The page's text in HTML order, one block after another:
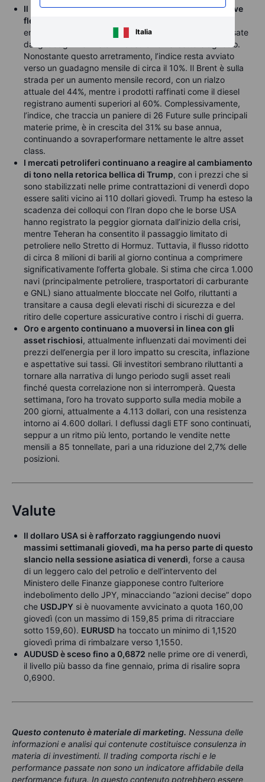
Italia
Il Bloomberg Commodity Index si avvia verso una lieve
flessione settimanale
energetico e nei metalli preziosi parzialmente compensate
dai guadagni nei metalli industriali e nel settore agricolo.
Nonostante questo arretramento, l’indice resta avviato
verso un guadagno mensile di circa il 10%. Il Brent è sulla
strada per un aumento mensile record, con un rialzo
attuale del 44%, mentre i prodotti raffinati come il diesel
registrano aumenti superiori al 60%. Complessivamente,
l’indice, che traccia un paniere di 26 Future sulle principali
materie prime, è in crescita del 31% su base annua,
continuando a sovraperformare nettamente le altre asset
class.
I mercati petroliferi continuano a reagire al cambiamento
di tono nella retorica bellica di Trump, con i prezzi che si
sono stabilizzati nelle prime contrattazioni di venerdì dopo
essere saliti vicino ai 110 dollari giovedì. Trump ha esteso la
scadenza dei colloqui con l’Iran dopo che le borse USA
hanno registrato la peggior giornata dall’inizio della crisi,
mentre Teheran ha consentito il passaggio limitato di
petroliere nello Stretto di Hormuz. Tuttavia, il flusso ridotto
di circa 8 milioni di barili al giorno continua a comprimere
significativamente l’offerta globale. Si stima che circa 1.000
navi (principalmente petroliere, trasportatori di carburante
e GNL) siano attualmente bloccate nel Golfo, riluttanti a
transitare a causa degli elevati rischi di sicurezza e del
ritiro delle coperture assicurative contro i rischi di guerra.
Oro e argento continuano a muoversi in linea con gli
asset rischiosi, attualmente influenzati dai movimenti dei
prezzi dell’energia per il loro impatto su crescita, inflazione
e aspettative sui tassi. Gli investitori sembrano riluttanti a
tornare alla narrativa di lungo periodo sugli asset reali
finché questa correlazione non si interromperà. Questa
settimana, l’oro ha trovato supporto sulla media mobile a
200 giorni, attualmente a 4.113 dollari, con una resistenza
intorno ai 4.600 dollari. I deflussi dagli ETF sono continuati,
seppur a un ritmo più lento, portando le vendite nette
mensili a 85 tonnellate, pari a una riduzione del 2,7% delle
posizioni.
Valute
Il dollaro USA si è rafforzato raggiungendo nuovi
massimi settimanali giovedì, ma ha perso parte di questo
slancio nella sessione asiatica di venerdì, forse a causa
di un leggero calo del petrolio e dell’intervento del
Ministero delle Finanze giapponese contro l’ulteriore
indebolimento dello JPY, minacciando “azioni decise” dopo
che USDJPY si è nuovamente avvicinato a quota 160,00
giovedì (con un massimo di 159,85 prima di ritracciare
sotto 159,60). EURUSD ha toccato un minimo di 1,1520
giovedì prima di rimbalzare verso 1,1550.
AUDUSD è sceso fino a 0,6872 nelle prime ore di venerdì,
il livello più basso da fine gennaio, prima di risalire sopra
0,6900.
Questo contenuto è materiale di marketing. Nessuna delle
informazioni e analisi qui contenute costituisce consulenza in
materia di investimenti. Il trading comporta rischi e le
performance passate non sono un indicatore affidabile della
performance futura. In questo contenuto potrebbero essere